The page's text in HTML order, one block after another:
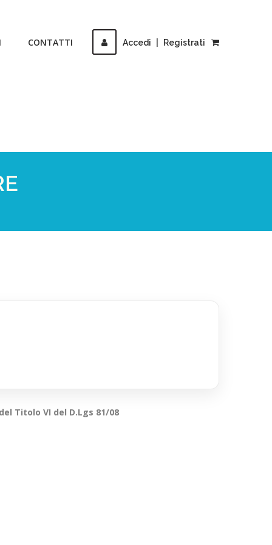
Accedi Registrati
CONTATTI
Titolo VI del D.Lgs 81/08